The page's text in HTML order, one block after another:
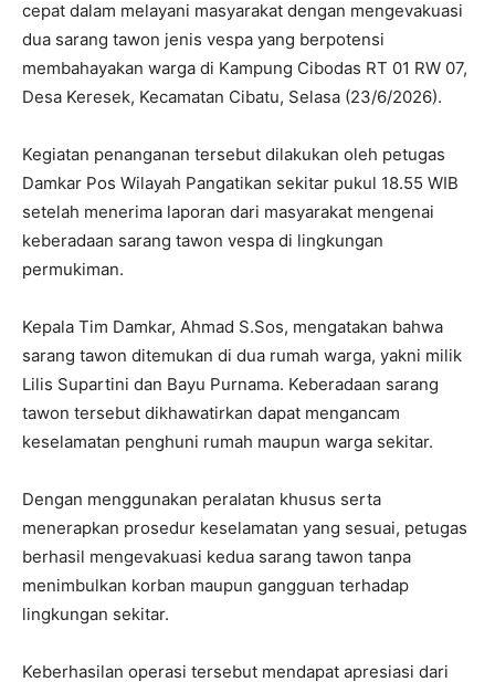
cepat dalam melayani masyarakat dengan mengevakuasi
dua sarang tawon jenis vespa yang berpotensi
membahayakan warga di Kampung Cibodas RT 01 RW 07,
Desa Keresek, Kecamatan Cibatu, Selasa (23/6/2026).
Kegiatan penanganan tersebut dilakukan oleh petugas
Damkar Pos Wilayah Pangatikan sekitar pukul 18.55 WIB
setelah menerima laporan dari masyarakat mengenai
keberadaan sarang tawon vespa di lingkungan
permukiman.
Kepala Tim Damkar, Ahmad S.Sos, mengatakan bahwa
sarang tawon ditemukan di dua rumah warga, yakni milik
Lilis Supartini dan Bayu Purnama. Keberadaan sarang
tawon tersebut dikhawatirkan dapat mengancam
keselamatan penghuni rumah maupun warga sekitar.
Dengan menggunakan peralatan khusus serta
menerapkan prosedur keselamatan yang sesuai, petugas
berhasil mengevakuasi kedua sarang tawon tanpa
menimbulkan korban maupun gangguan terhadap
lingkungan sekitar.
Keberhasilan operasi tersebut mendapat apresiasi dari